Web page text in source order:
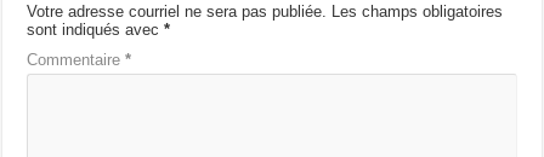
Votre adresse courriel ne sera pas publiée. Les champs obligatoires
sont indiqués avec*
Commentaire*